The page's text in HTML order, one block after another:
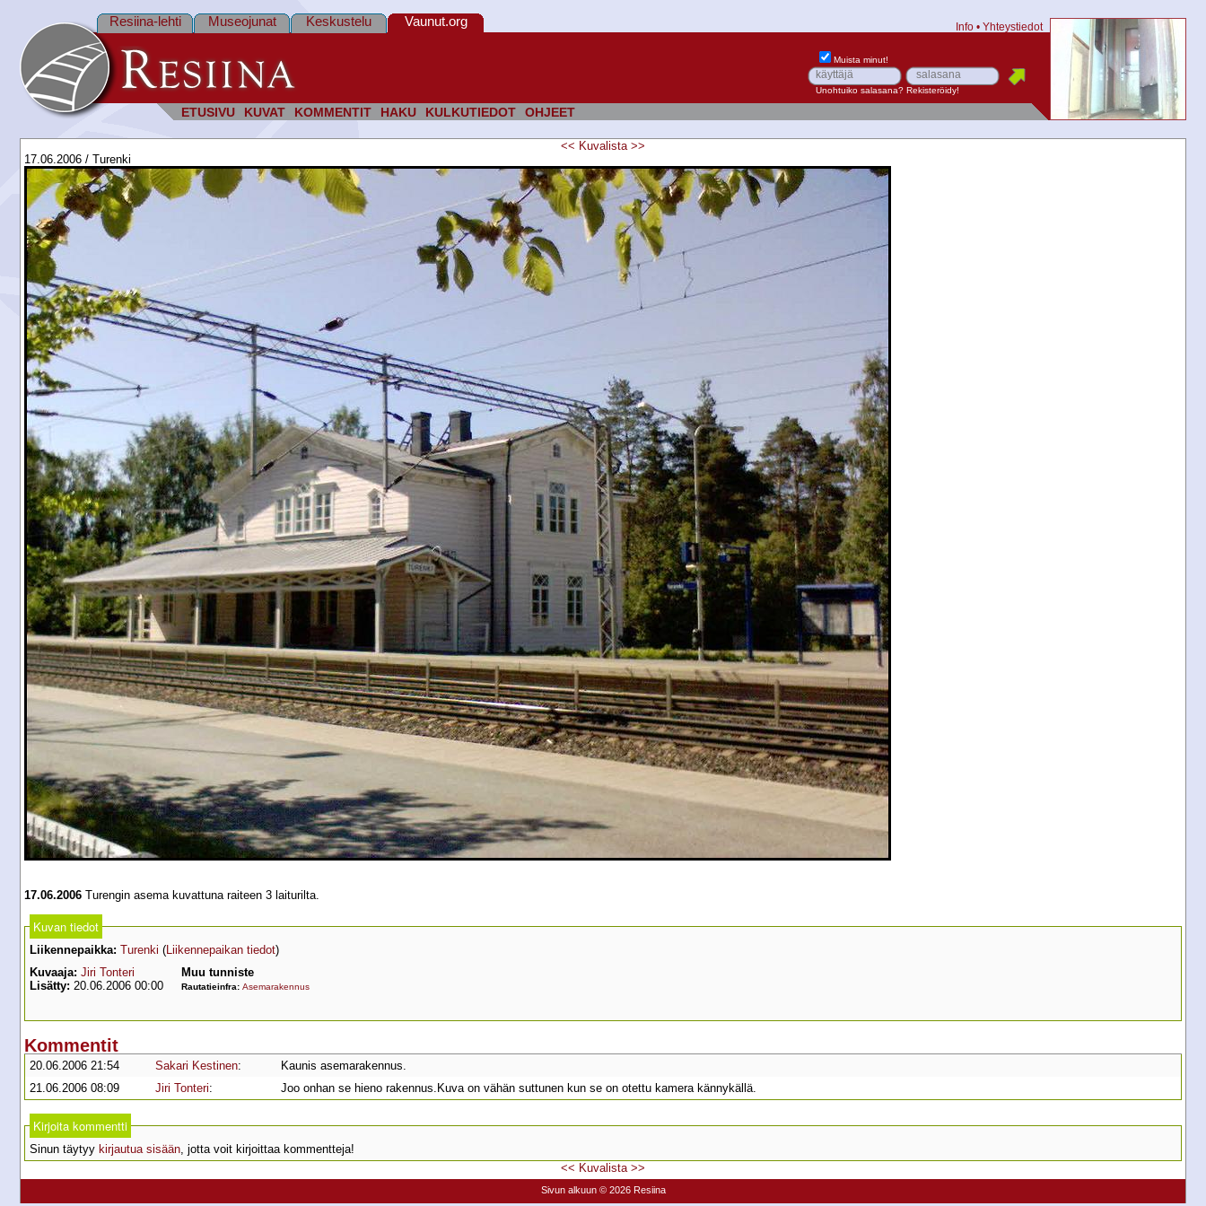
ETUSIVU KUVAT KOMMENTIT HAKU KULKUTIEDOT OHJEET
Resiina-lehti Museojunat Keskustelu Vaunut.org Info • Yhteystiedot
Muista minut!
Unohtuiko salasana? Rekisteröidy!
<< Kuvalista >>
17.06.2006 / Turenki
17.06.2006 Turengin asema kuvattuna raiteen 3 laiturilta.
Kuvan tiedot
Liikennepaikka: Turenki (Liikennepaikan tiedot)
Kuvaaja: Jiri Tonteri
Lisätty: 20.06.2006 00:00
Muu tunniste
Rautatieinfra: Asemarakennus
Kommentit
20.06.2006 21:54 Sakari Kestinen:
Kaunis asemarakennus.
21.06.2006 08:09
Jiri Tonteri: Joo onhan se hieno rakennus.Kuva on vähän suttunen kun se on otettu kamera kännykällä.
Kirjoita kommentti
Sinun täytyy kirjautua sisään, jotta voit kirjoittaa kommentteja!
<< Kuvalista >>
Sivun alkuun © 2026 Resiina